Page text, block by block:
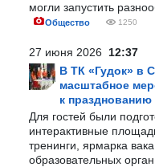
могли запустить
Общество 1250
27 июня 2026 12:37
В ТК «Гудок» в
масштабное
к
Для гостей были
интерактивные
тренинги, ярмарка
образовательных